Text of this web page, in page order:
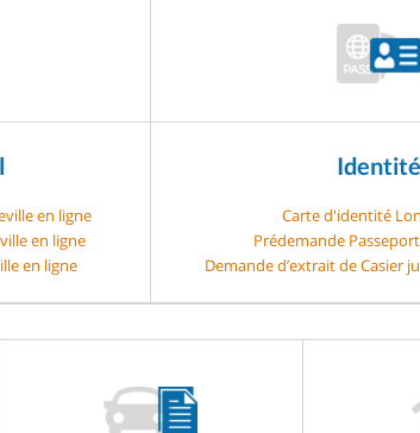
en ligne
en ligne
en ligne
Identité
Carte d'identité
Prédemande
Demande d’extrait de Casier